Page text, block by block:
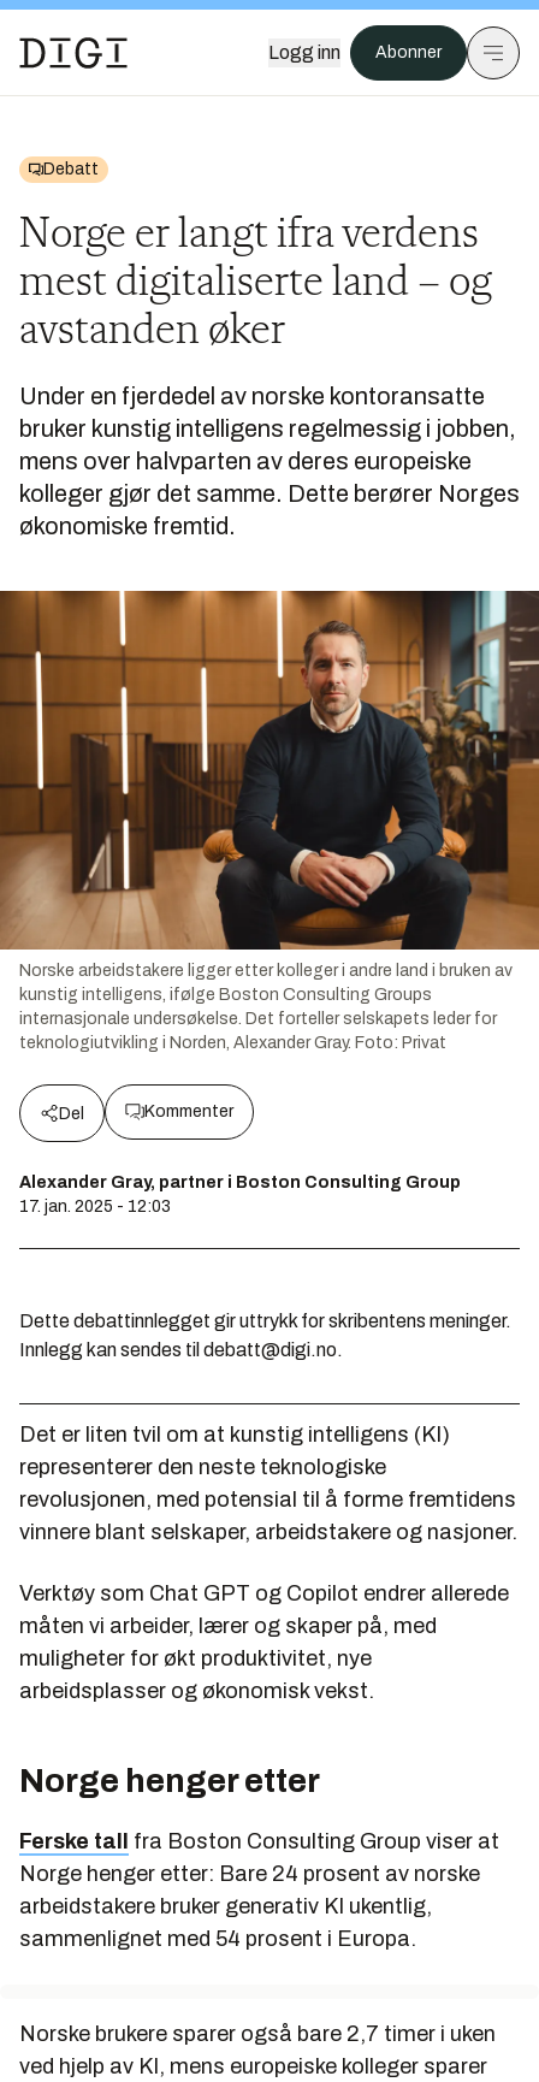
Logg inn Abonner
Debatt
Norge er langt ifra verdens
mest digitaliserte land – og
avstanden øker
Under en fjerdedel av norske kontoransatte
bruker kunstig intelligens regelmessig i jobben,
mens over halvparten av deres europeiske
kolleger gjør det samme. Dette berører Norges
økonomiske fremtid.
Norske arbeidstakere ligger etter kolleger i andre land i bruken av
kunstig intelligens, ifølge Boston Consulting Groups
internasjonale undersøkelse. Det forteller selskapets leder for
teknologiutvikling i Norden, Alexander Gray. Foto: Privat
Del Kommenter
Alexander Gray, partner i Boston Consulting Group
17. jan. 2025 - 12:03
Dette debattinnlegget gir uttrykk for skribentens meninger.
Innlegg kan sendes til debatt@digi.no.
Det er liten tvil om at kunstig intelligens (KI)
representerer den neste teknologiske
revolusjonen, med potensial til å forme fremtidens
vinnere blant selskaper, arbeidstakere og nasjoner.
Verktøy som Chat GPT og Copilot endrer allerede
måten vi arbeider, lærer og skaper på, med
muligheter for økt produktivitet, nye
arbeidsplasser og økonomisk vekst.
Norge henger etter
Ferske tall
fra Boston Consulting Group viser at
Norge henger etter: Bare 24 prosent av norske
arbeidstakere bruker generativ KI ukentlig,
sammenlignet med 54 prosent i Europa.
Norske brukere sparer også bare 2,7 timer i uken
ved hjelp av KI, mens europeiske kolleger sparer